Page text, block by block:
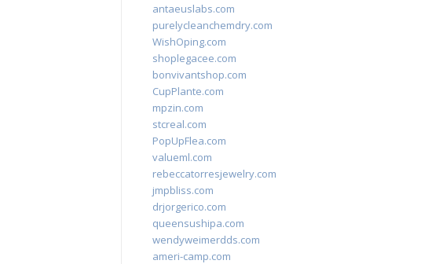
antaeuslabs.com
purelycleanchemdry.com
WishOping.com
shoplegacee.com
bonvivantshop.com
CupPlante.com
mpzin.com
stcreal.com
PopUpFlea.com
valueml.com
rebeccatorresjewelry.com
jmpbliss.com
drjorgerico.com
queensushipa.com
wendyweimerdds.com
ameri-camp.com